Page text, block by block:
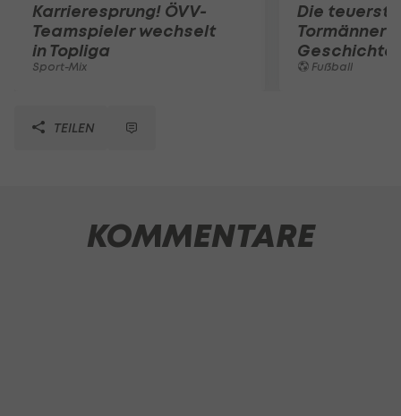
Karrieresprung! ÖVV-
Teamspieler wechselt
in Topliga
Sport-Mix
Die
Tormänner
Geschichte
Fußball
TEILEN
KOMMENTARE